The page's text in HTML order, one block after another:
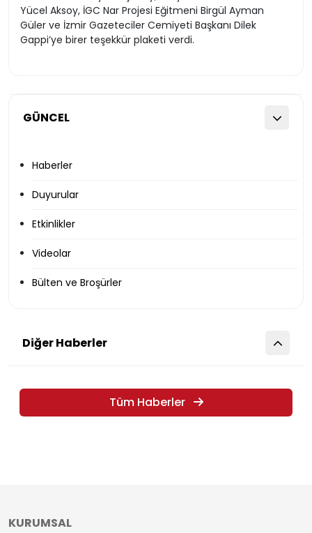
GÜNCEL
Haberler
Duyurular
Etkinlikler
Videolar
Bülten ve Broşürler
Yücel Aksoy, İGC Nar Projesi Eğitmeni Birgül Ayman
Güler ve İzmir Gazeteciler Cemiyeti Başkanı Dilek
Gappi’ye birer teşekkür plaketi verdi.
Diğer Haberler
Tüm Haberler
KURUMSAL